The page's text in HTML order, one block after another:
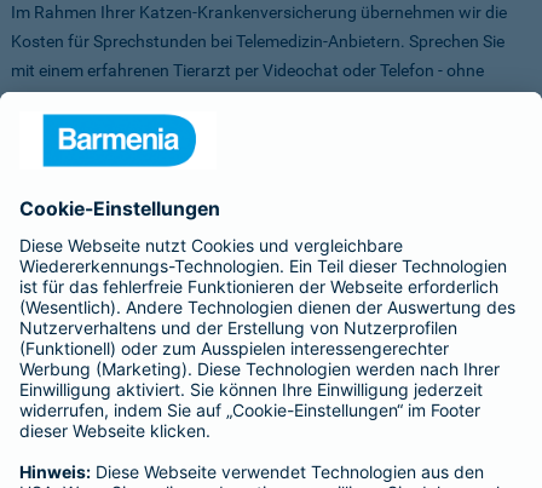
Im Rahmen Ihrer Katzen-Krankenversicherung übernehmen wir die
Kosten für Sprechstunden bei Telemedizin-Anbietern. Sprechen Sie
mit einem erfahrenen Tierarzt per Videochat oder Telefon - ohne
Stress für Sie und Ihr Tier.
Um Ihnen die Auswahl der Anbieter zu erleichtern, haben wir vorab
Anbieter verglichen, getestet und Vorteile für Sie vereinbart. Sowohl
bei FirstVet als auch bei Pfotendoctor profitieren Sie von einer
Direktabrechnung. Die Kosten werden also direkt zwischen dem
Anbieter und uns abgerechnet.
Für mehr Infos zu den Anbietern klicken Sie auf die Logos.